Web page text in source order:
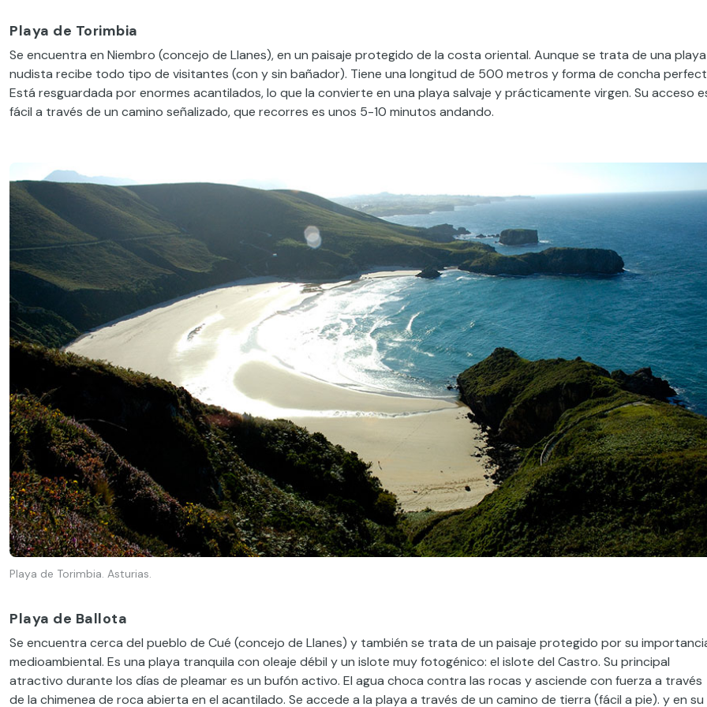
Playa de Torimbia
Se encuentra en Niembro (concejo de Llanes), en un paisaje protegido de la costa oriental. Aunque se trata de una playa
nudista recibe todo tipo de visitantes (con y sin bañador). Tiene una longitud de 500 metros y forma de concha
Está resguardada por enormes acantilados, lo que la convierte en una playa salvaje y prácticamente virgen. Su acceso
fácil a través de un camino señalizado, que recorres es unos 5-10 minutos andando.
Playa de Torimbia. Asturias.
Playa de Ballota
Se encuentra cerca del pueblo de Cué (concejo de Llanes) y también se trata de un paisaje protegido por su
medioambiental. Es una playa tranquila con oleaje débil y un islote muy fotogénico: el islote del Castro. Su principal
atractivo durante los días de pleamar es un bufón activo. El agua choca contra las rocas y asciende con fuerza a través
de la chimenea de roca abierta en el acantilado. Se accede a la playa a través de un camino de tierra (fácil a pie). y en su